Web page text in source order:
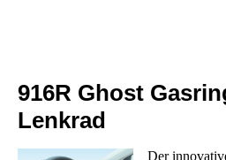
916R Ghost
Lenkrad
Der